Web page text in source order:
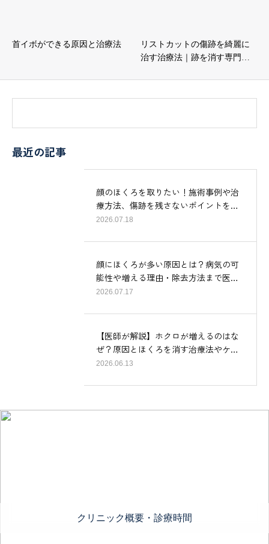
首イボができる原因と治療法
リストカットの傷跡を綺麗に
治す治療法｜跡を消す専門…
最近の記事
顔のほくろを取りたい！施術事例や治
療方法、傷跡を残さないポイントを…
2026.07.18
顔にほくろが多い原因とは？病気の可
能性や増える理由・除去方法まで医…
2026.07.17
【医師が解説】ホクロが増えるのはな
ぜ？原因とほくろを消す治療法やケ…
2026.06.13
クリニック概要・診療時間